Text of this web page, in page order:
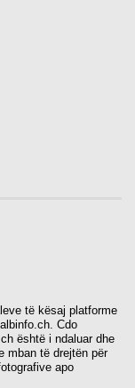
të kësaj platforme
Cdo
është i ndaluar dhe
mban të drejtën për
apo